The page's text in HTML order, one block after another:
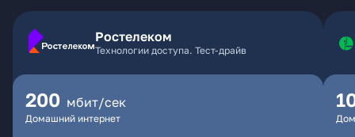
Ростелеком
Технологии доступа. Тест-драйв
200 мбит/сек
Домашний интернет